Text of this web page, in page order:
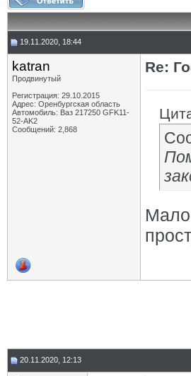
19.11.2020, 18:44
katran
Продвинутый
Регистрация: 29.10.2015
Адрес: Оренбургская область
Автомобиль: Ваз 217250 GFK11-
52-AK2
Сообщений: 2,868
Re:
Мало
20.11.2020, 12:13